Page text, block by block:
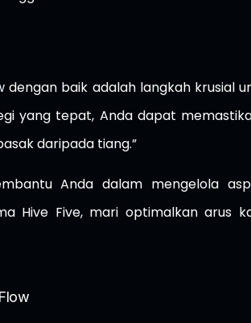
dengan baik adalah langkah krusial
yang tepat, Anda dapat
daripada tiang.”
Anda dalam mengelola
Hive Five, mari optimalkan arus